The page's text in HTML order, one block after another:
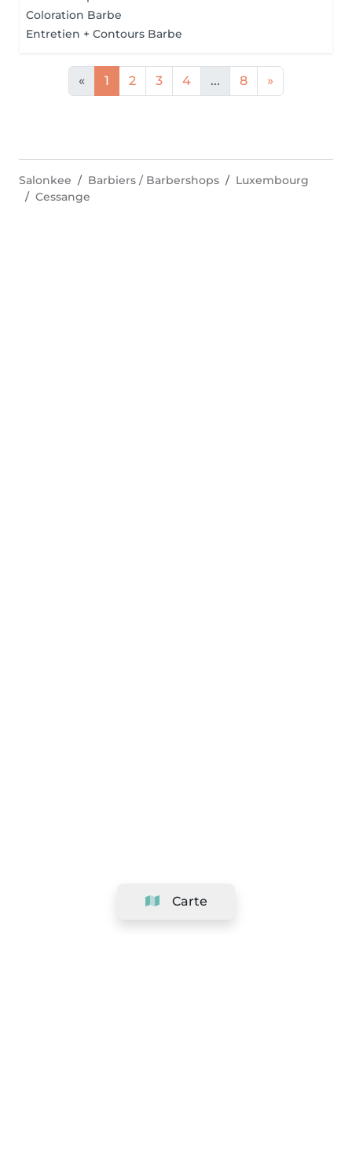
Coloration Barbe
Entretien + Contours Barbe
« 1 2 3 4 ... 8 »
Carte
Salonkee Barbiers / Barbershops
Luxembourg
Cessange